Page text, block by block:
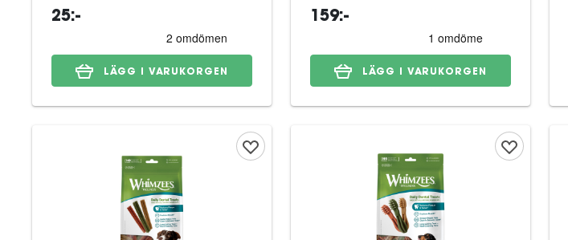
25:-
LÄGG I VARUKORGEN
159:-
LÄGG I VARUKORGEN